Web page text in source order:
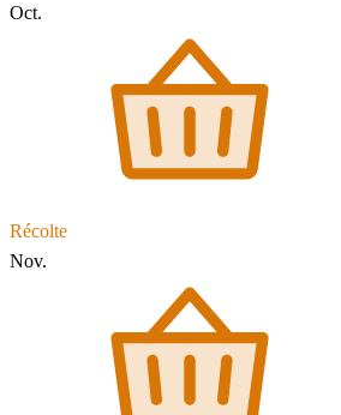
Oct.
Récolte
Nov.